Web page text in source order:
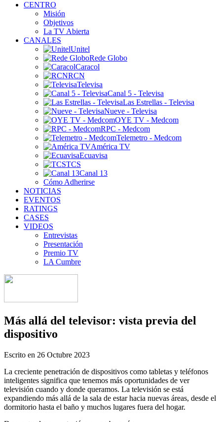
CENTRO
Misión
Objetivos
La TV Abierta
CANALES
Unitel
Rede Globo
Caracol
RCN
Televisa
Canal 5 - Televisa
Las Estrellas - Televisa
Nueve - Televisa
OYE TV - Medcom
RPC - Medcom
Telemetro - Medcom
América TV
Ecuavisa
TCS
Canal 13
Cómo Adherirse
NOTICIAS
EVENTOS
RATINGS
CASES
VIDEOS
Entrevistas
Presentación
Premio TV
LA Cumbre
Más allá del televisor: vista previa del
dispositivo
Escrito en 26 Octubre 2023
La creciente penetración de dispositivos como tabletas y teléfonos
inteligentes significa que tenemos más oportunidades de ver
televisión cuando y donde queramos. La televisión se está
expandiendo más allá de la sala de estar hacia nuevas áreas, desde el
dormitorio hasta el baño y muchos lugares fuera del hogar.